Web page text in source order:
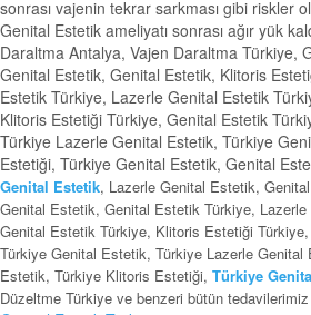
sonrası vajenin tekrar sarkması gibi riskler
Genital Estetik ameliyatı sonrası ağır yük
Daraltma Antalya, Vajen Daraltma Türkiye,
Genital Estetik, Genital Estetik, Klitoris
Estetik Türkiye, Lazerle Genital Estetik
Klitoris Estetiği Türkiye, Genital Estetik
Türkiye Lazerle Genital Estetik, Türkiye
Estetiği, Türkiye Genital Estetik, Genital
Genital Estetik, Lazerle Genital Estetik,
Genital Estetik, Genital Estetik Türkiye,
Genital Estetik Türkiye, Klitoris Estetiği
Türkiye Genital Estetik, Türkiye Lazerle Genital
Estetik, Türkiye Klitoris Estetiği, Türkiye
Düzeltme Türkiye ve benzeri bütün